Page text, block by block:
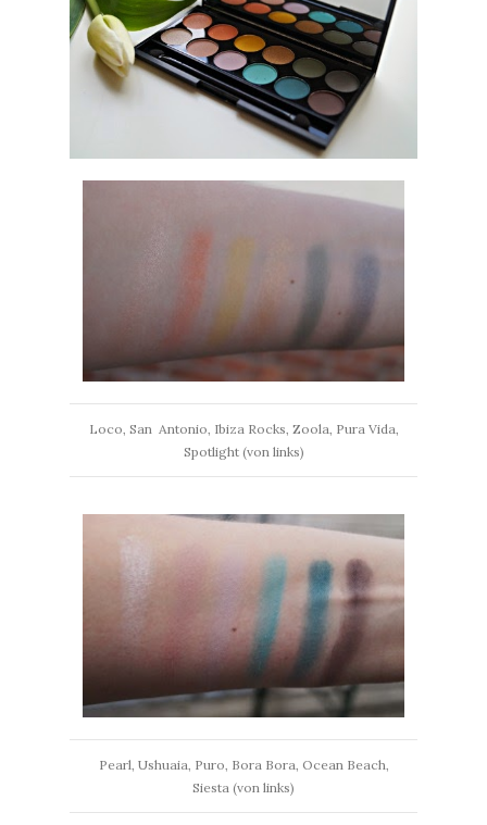
Loco, San Antonio, Ibiza Rocks, Zoola, Pura Vida,
Spotlight (von links)
Pearl, Ushuaia, Puro, Bora Bora, Ocean Beach,
Siesta (von links)